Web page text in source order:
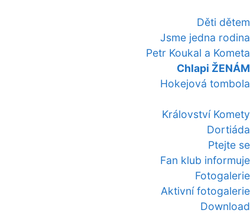
Děti dětem
Jsme jedna rodina
Petr Koukal a Kometa
Chlapi ŽENÁM
Hokejová tombola
Království Komety
Dortiáda
Ptejte se
Fan klub informuje
Fotogalerie
Aktivní fotogalerie
Download